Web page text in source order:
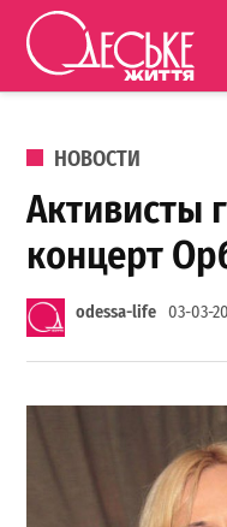
Перейти к содержанию
ОПУБЛИКОВАНО В
НОВОСТИ
Активисты
концерт
odessa-life 03-03-